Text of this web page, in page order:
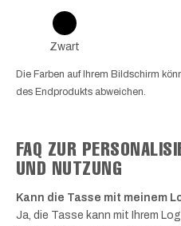
Zwart
Die Farben auf Ihrem Bildschirm
des Endprodukts abweichen.
FAQ ZUR
UND NUTZUNG
Kann die Tasse mit meinem
Ja, die Tasse kann mit Ihrem